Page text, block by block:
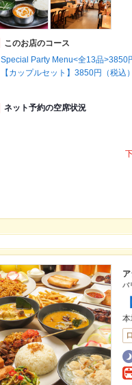
このお店のコース
Special Party Menu<全13品>3850
【カップルセット】3850円（税込）
ネット予約の空席状況
バ